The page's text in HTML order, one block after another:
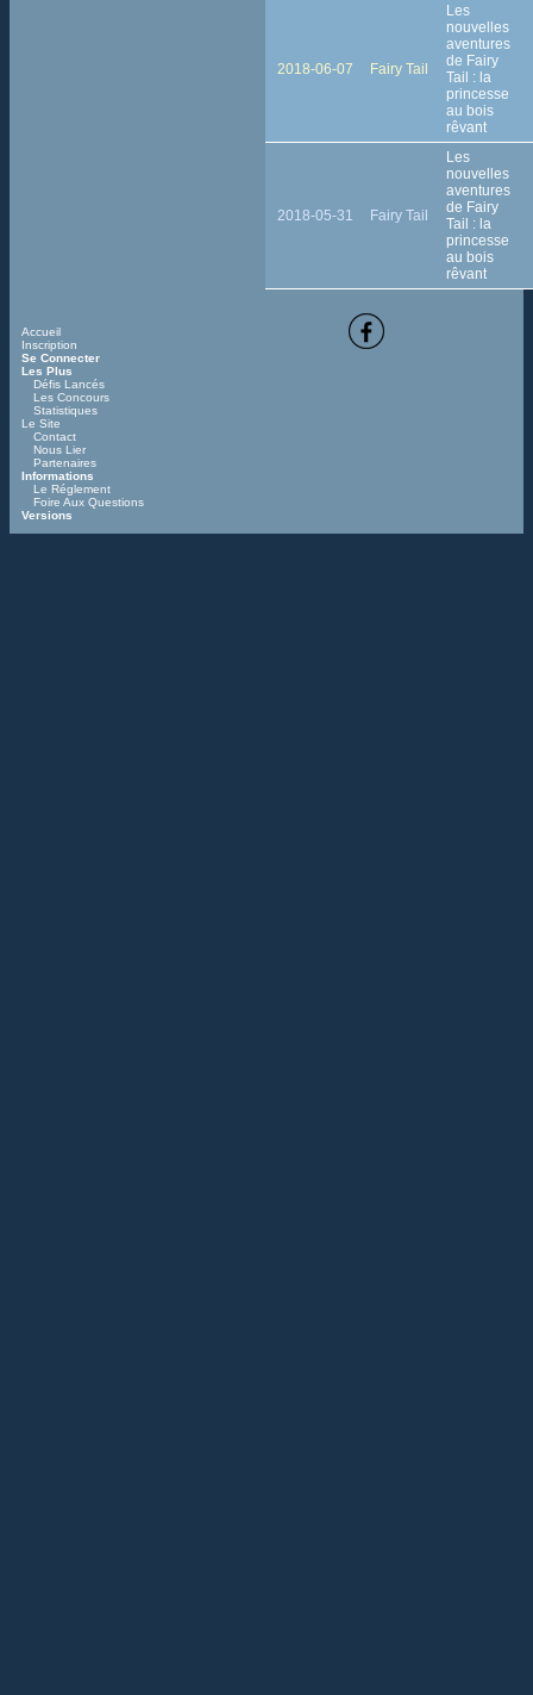
2018-06-07 Fairy Tail
Les
nouvelles
aventures
de Fairy
Tail : la
princesse
au bois
rêvant
2018-05-31 Fairy Tail
Les
nouvelles
aventures
de Fairy
Tail : la
princesse
au bois
rêvant
Accueil
Inscription
Se Connecter
Les Plus
Défis Lancés
Les Concours
Statistiques
Le Site
Contact
Nous Lier
Partenaires
Informations
Le Réglement
Foire Aux Questions
Versions